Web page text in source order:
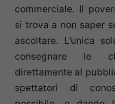
commerciale. Il
si trova a non saper
ascoltare. L’unica
consegnare le
direttamente al
spettatori di